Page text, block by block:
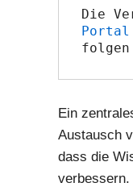
Die
Portal
Ein
Austausch
dass die